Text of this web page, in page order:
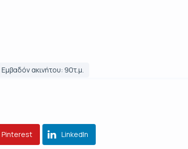
Εμβαδόν ακινήτου: 90τ.μ.
Pinterest LinkedIn